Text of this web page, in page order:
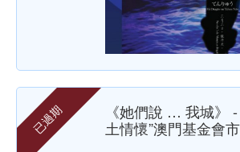
已過期
《她們說 … 我城》 -
土情懷”澳門基金會